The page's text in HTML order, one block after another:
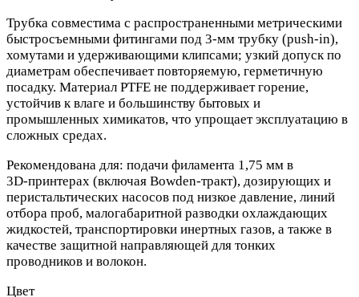
Трубка совместима с распространенными метрическими
быстросъемными фитингами под 3‑мм трубку (push‑in),
хомутами и удерживающими клипсами; узкий допуск по
диаметрам обеспечивает повторяемую, герметичную
посадку. Материал PTFE не поддерживает горение,
устойчив к влаге и большинству бытовых и
промышленных химикатов, что упрощает эксплуатацию в
сложных средах.
Рекомендована для: подачи филамента 1,75 мм в
3D‑принтерах (включая Bowden‑тракт), дозирующих и
перистальтических насосов под низкое давление, линий
отбора проб, малогабаритной разводки охлаждающих
жидкостей, транспортировки инертных газов, а также в
качестве защитной направляющей для тонких
проводников и волокон.
Цвет